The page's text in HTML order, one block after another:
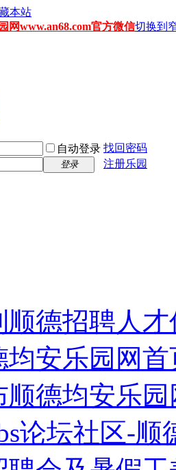
本站
网www.an68.com官方微信切换到
自动登录 找回密码
登录 注册乐园
顺德招聘人
均安乐园网首
顺德均安乐
论坛社区-